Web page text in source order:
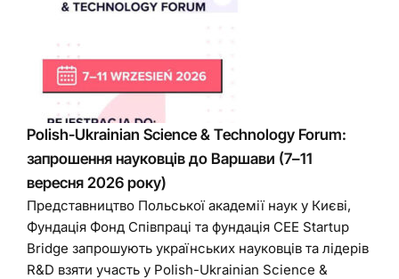
Polish-Ukrainian Science & Technology Forum:
запрошення науковців до Варшави (7–11
вересня 2026 року)
Представництво Польської академії наук у Києві,
Фундація Фонд Співпраці та фундація CEE Startup
Bridge запрошують українських науковців та лідерів
R&D взяти участь у Polish-Ukrainian Science &